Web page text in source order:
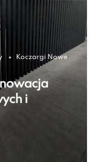
Koczargi Nowe
i